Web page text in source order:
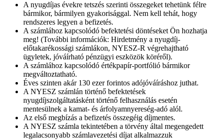
A nyugdíjas évekre tetszés szerinti összegeket tehetünk félre
bármikor, bármilyen gyakorisággal. Nem kell tehát, hogy
rendszeres legyen a befizetés.
A számlához kapcsolódó befektetési döntéseket Ön hozhatja
meg! (További információk: Hirdetmény a nyugdíj-
előtakarékossági számlákon, NYESZ-R végrehajtható
ügyletek, jóváírható pénzügyi eszközök köréről).
A számlához kapcsolódó értékpapír-portfólió bármikor
megváltoztatható.
Éves szinten akár 130 ezer forintos adójóváíráshoz juthat.
A NYESZ számlán történő befektetések
nyugdíjszolgáltatásként történő felhasználás esetén
mentesülnek a kamat- és árfolyamnyereség-adó alól.
Az első megbízás a befizetés összegéig díjmentes.
A NYESZ számla tekintetében a törvény által megengedett
legalacsonyabb számlavezetési díjat alkalmazzuk